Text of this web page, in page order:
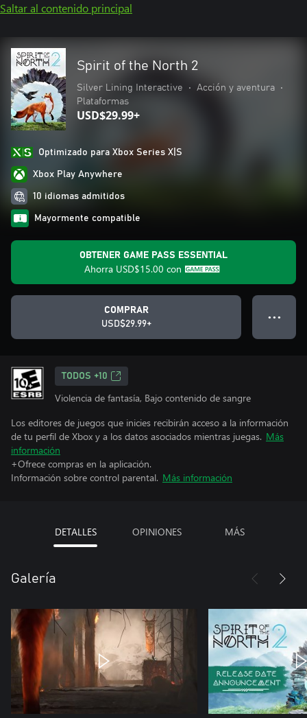
Saltar al contenido principal
Spirit of the North 2
Silver Lining Interactive • Acción y aventura
•
Plataformas
USD$29.99+
Optimizado para Xbox Series X|S
Xbox Play Anywhere
10 idiomas admitidos
Mayormente compatible
OBTENER GAME PASS ESSENTIAL
Ahorra USD$15.00 con
COMPRAR
USD$29.99+
● ● ●
TODOS +10
Violencia de fantasía, Bajo contenido de sangre
Los editores de juegos que inicies recibirán acceso a la información
de tu perfil de Xbox y a los datos asociados mientras juegas. Más
información
+Ofrece compras en la aplicación.
Información sobre control parental. Más información
DETALLES OPINIONES MÁS
Galería